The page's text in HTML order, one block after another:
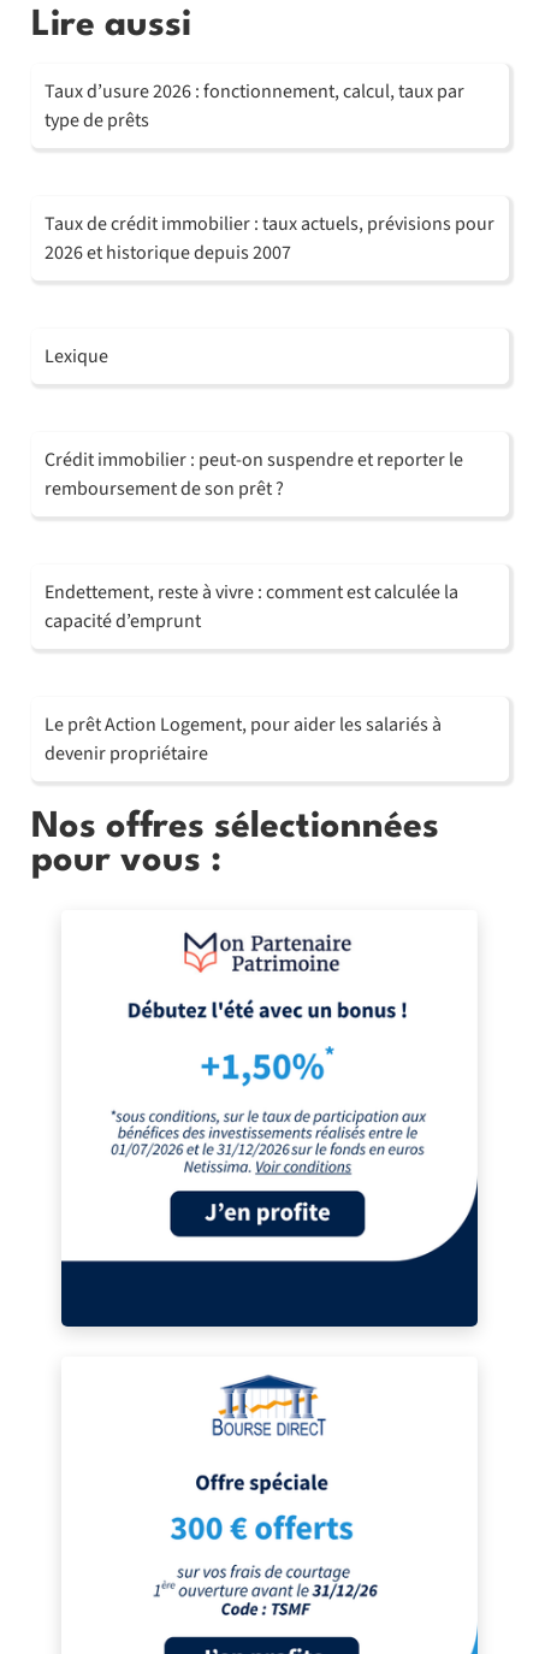
Lire aussi
Taux d’usure 2026 : fonctionnement, calcul, taux par
type de prêts
Taux de crédit immobilier : taux actuels, prévisions pour
2026 et historique depuis 2007
Lexique
Crédit immobilier : peut-on suspendre et reporter le
remboursement de son prêt ?
Endettement, reste à vivre : comment est calculée la
capacité d’emprunt
Le prêt Action Logement, pour aider les salariés à
devenir propriétaire
Nos offres sélectionnées
pour vous :